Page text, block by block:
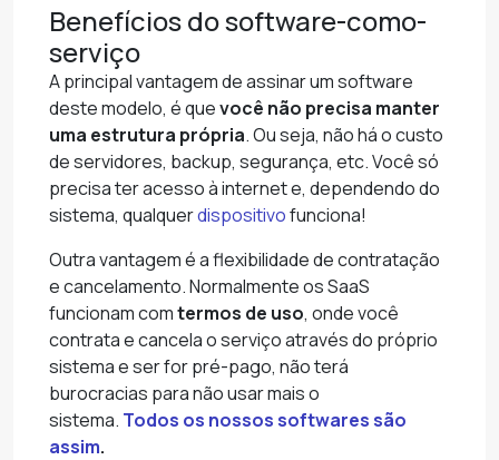
Benefícios do software-como-
serviço
A principal vantagem de assinar um software
deste modelo, é quevocê não precisa manter
uma estrutura própria. Ou seja, não há o custo
de servidores, backup, segurança, etc. Você só
precisa ter acesso à internet e, dependendo do
sistema, qualquerdispositivofunciona!
Outra vantagem é a flexibilidade de contratação
e cancelamento. Normalmente os SaaS
funcionam comtermos de uso, onde você
contrata e cancela o serviço através do próprio
sistema e ser for pré-pago, não terá
burocracias para não usar mais o
sistema. Todos os nossos softwares são
assim.